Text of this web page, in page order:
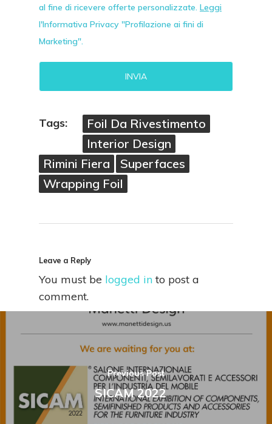
al fine di ricevere offerte personalizzate. Leggi
l'Informativa Privacy "Profilazione ai fini di
Marketing".
Tags:
Foil Da Rivestimento
Interior Design
Rimini Fiera
Superfaces
Wrapping Foil
Leave a Reply
You must be logged in to post a
comment.
Previous Post
SICAM 2022